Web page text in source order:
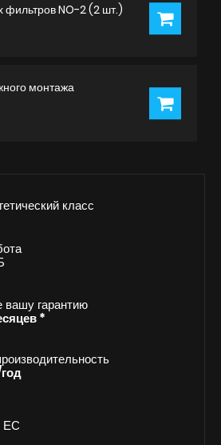
фильтров NO-2 (2 шт.)
монтажа
класс
вашу гарантию
*
ЕС